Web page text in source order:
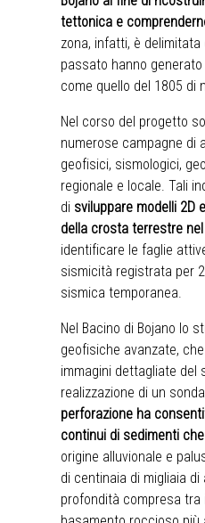
tettonica e
zona, infatti, è
passato hanno
come quello del 1805 di
Nel corso del progetto
numerose campagne di
geofisici, sismologici,
regionale e locale. Tali
di sviluppare modelli 2D
della crosta terrestre
identificare le faglie
sismicità registrata per
sismica temporanea.
Nel Bacino di Bojano lo
geofisiche avanzate,
immagini dettagliate del
realizzazione di un
perforazione ha
continui di sedimenti
origine alluvionale e
di centinaia di migliaia
profondità compresa tra